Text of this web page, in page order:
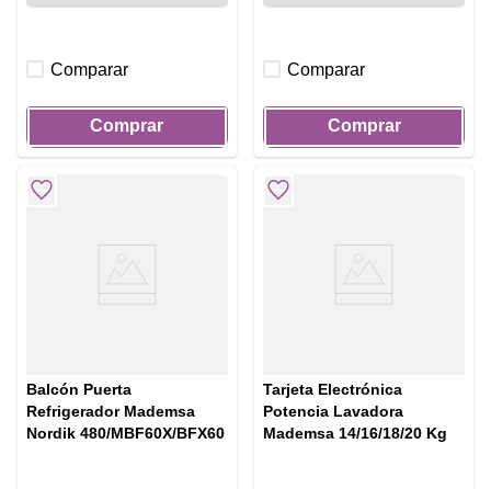
Comparar
Comprar
Comparar
Comprar
Balcón Puerta
Refrigerador Mademsa
Nordik 480/MBF60X/BFX60
Tarjeta Electrónica
Potencia Lavadora
Mademsa 14/16/18/20 Kg